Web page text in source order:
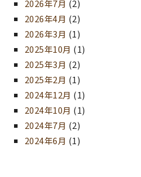
2026年7月 (2)
2026年4月 (2)
2026年3月 (1)
2025年10月 (1)
2025年3月 (2)
2025年2月 (1)
2024年12月 (1)
2024年10月 (1)
2024年7月 (2)
2024年6月 (1)